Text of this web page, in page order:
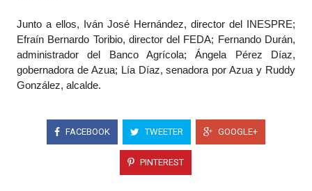
Junto a ellos, Iván José Hernández, director del INESPRE;
Efraín Bernardo Toribio, director del FEDA; Fernando Durán,
administrador del Banco Agrícola; Ángela Pérez Díaz,
gobernadora de Azua; Lía Díaz, senadora por Azua y Ruddy
González, alcalde.
FACEBOOK TWEETER GOOGLE+
PINTEREST